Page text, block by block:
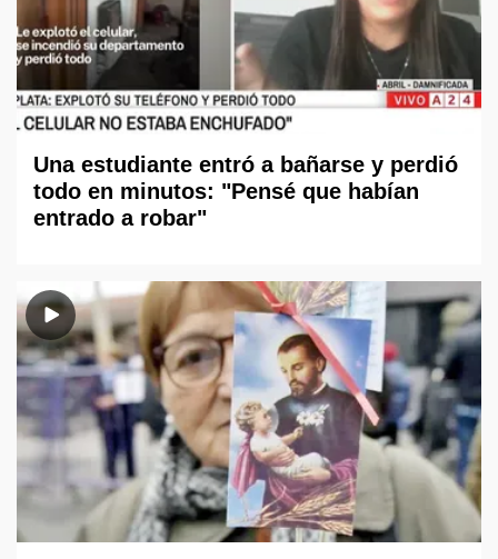
Una estudiante entró a bañarse y perdió
todo en minutos: "Pensé que habían
entrado a robar"